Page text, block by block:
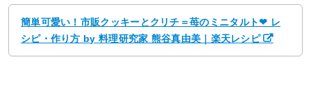
簡単可愛い！市販クッキーとクリチ＝苺のミニタルト❤ レ
シピ・作り方 by 料理研究家 熊谷真由美｜楽天レシピ